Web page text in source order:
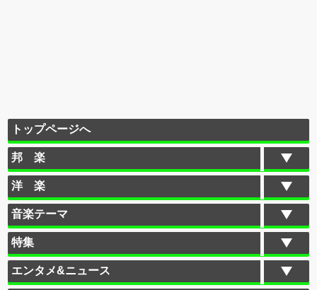
トップページへ
邦 楽
洋 楽
音楽テーマ
特集
エンタメ&ニュース